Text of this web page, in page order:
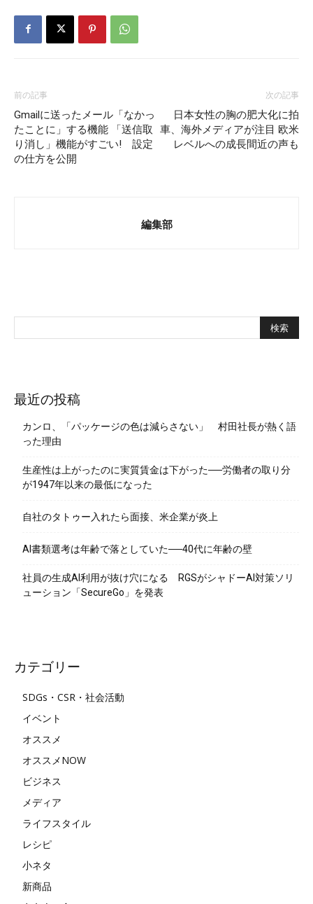
前の記事
Gmailに送ったメール「なかっ
たことに」する機能 「送信取
り消し」機能がすごい! 設定
の仕方を公開
次の記事
日本女性の胸の肥大化に拍
車、海外メディアが注目 欧米
レベルへの成長間近の声も
編集部
最近の投稿
カンロ、「パッケージの色は減らさない」 村田社長が熱く語
った理由
生産性は上がったのに実質賃金は下がった──労働者の取り分
が1947年以来の最低になった
自社のタトゥー入れたら面接、米企業が炎上
AI書類選考は年齢で落としていた──40代に年齢の壁
社員の生成AI利用が抜け穴になる RGSがシャドーAI対策ソリ
ューション「SecureGo」を発表
カテゴリー
SDGs・CSR・社会活動
イベント
オススメ
オススメNOW
ビジネス
メディア
ライフスタイル
レシピ
小ネタ
新商品